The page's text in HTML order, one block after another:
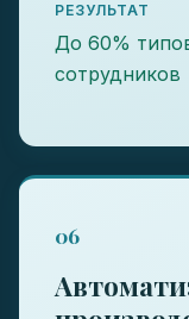
РЕЗУЛЬТАТ
До 60%
сотрудников
06